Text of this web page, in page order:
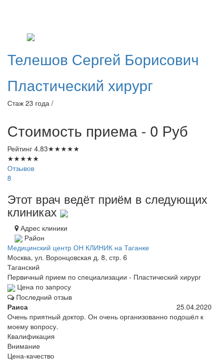
Телешов Сергей Борисович
Пластический хирург
Стаж 23 года /
Стоимость приема - 0 Руб
Рейтинг 4.83★★★★★
★★★★★
Отзывов
8
Этот врач ведёт приём в следующих
клиниках
Адрес клиники
Район
Медицинский центр ОН КЛИНИК на Таганке
Москва, ул. Воронцовская д. 8, стр. 6
Таганский
Первичный прием по специализации - Пластический хирург
Цена по запросу
Последний отзыв
Раиса
25.04.2020
Очень приятный доктор. Он очень организованно подошёл к
моему вопросу.
Квалификация
Внимание
Цена-качество